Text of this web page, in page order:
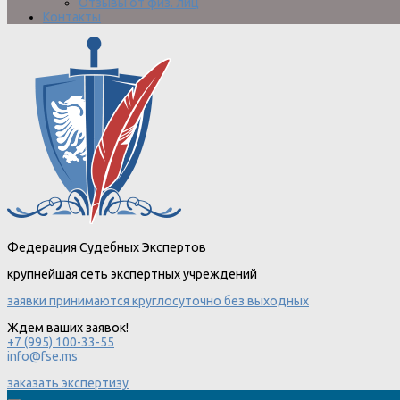
Отзывы от физ. лиц
Контакты
Федерация Судебных Экспертов
крупнейшая сеть экспертных учреждений
заявки принимаются круглосуточно без выходных
Ждем ваших заявок!
+7 (995) 100-33-55
info@fse.ms
заказать экспертизу